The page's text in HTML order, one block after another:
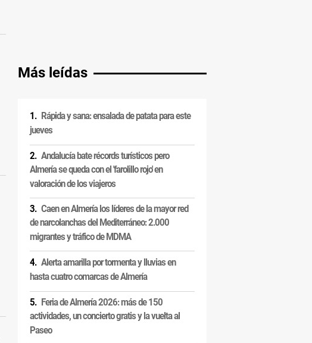
Más leídas
Rápida y sana: ensalada de patata para este
jueves
Andalucía bate récords turísticos pero
Almería se queda con el 'farolillo rojo' en
valoración de los viajeros
Caen en Almería los líderes de la mayor red
de narcolanchas del Mediterráneo: 2.000
migrantes y tráfico de MDMA
Alerta amarilla por tormenta y lluvias en
hasta cuatro comarcas de Almería
Feria de Almería 2026: más de 150
actividades, un concierto gratis y la vuelta al
Paseo